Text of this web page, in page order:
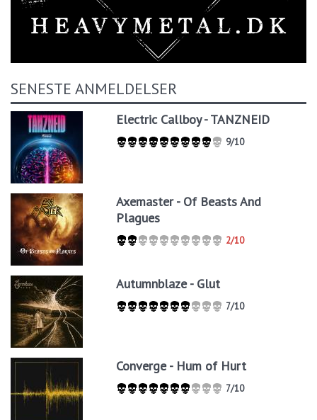
SENESTE ANMELDELSER
Electric Callboy - TANZNEID
9/10
Axemaster - Of Beasts And
Plagues
2/10
Autumnblaze - Glut
7/10
Converge - Hum of Hurt
7/10